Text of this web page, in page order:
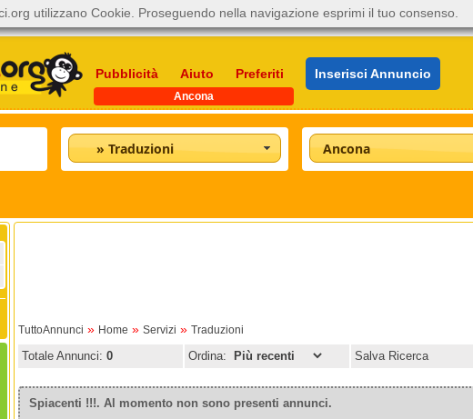
Pubblicità Aiuto Preferiti Inserisci Annuncio
Ancona
» Traduzioni Ancona
TuttoAnnunci » Home » Servizi » Traduzioni
Totale Annunci: 0 Ordina: Salva Ricerca
Spiacenti !!!. Al momento non sono presenti annunci.
utilizzano Cookie. Proseguendo nella navigazione esprimi il tuo consenso.